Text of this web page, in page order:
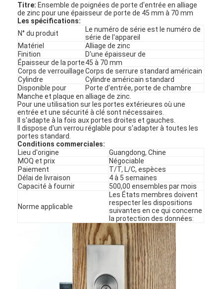
Titre: Ensemble de poignées de porte d'entrée en alliage
de zinc pour une épaisseur de porte de 45 mm à 70 mm
Les spécifications:
N° du produit
Le numéro de série est le numéro de
série de l'appareil
Matériel
Alliage de zinc
Finition
D'une épaisseur de
Épaisseur de la porte45 à 70 mm
Corps de verrouillage Corps de serrure standard américain
Cylindre
Cylindre américain standard
Disponible pour
Porte d'entrée, porte de chambre
Manche et plaque en alliage de zinc.
Pour une utilisation sur les portes extérieures où une
entrée et une sécurité à clé sont nécessaires.
Il s'adapte à la fois aux portes droites et gauches.
Il dispose d'un verrou réglable pour s'adapter à toutes les
portes standard.
Conditions commerciales:
Lieu d'origine
Guangdong, Chine
MOQ et prix
Négociable
Paiement
T/T, L/C, espèces
Délai de livraison
4 à 5 semaines
Capacité à fournir
500,00 ensembles par mois
Norme applicable
Les États membres doivent
respecter les dispositions
suivantes en ce qui concerne
la protection des données: